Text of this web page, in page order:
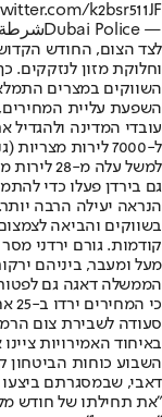
k2bsr511JF
— Dubai Policeشرطة دبي (@DubaiPoliceHQ)
לצד הצום, החודש
השווקים במצרים
השפעת עליית
עובדי המדינה ולהגדיל
ל-7000 לירות
למשל עלה מ-28 לירות מצריות ל-34. גם מחיר עוף עלה מ-80 ל-110.
גם בירדן פעלו כדי
הנראה יעילה הרבה
בשווקים והביאה
קודמות. גורם ירדני
מעל ומעבר, ביניהם
הממשלה דאגה גם
כי המחירים ירדו ב-25 אחוזים.
סעודה לשבירת צום
באיחוד האמירויות
השבוע כוחות הביטחון
דאבי, שבמסגרתם
"את תחילתו של חודש